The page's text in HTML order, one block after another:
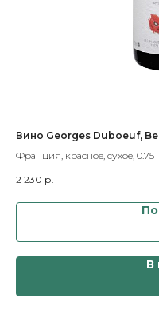
Вино Georges Duboeuf,
Франция, красное, сухое, 0.75
2 230 р.
В